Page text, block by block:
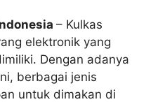
– Kulkas
elektronik yang
Dengan adanya
berbagai jenis
untuk dimakan di